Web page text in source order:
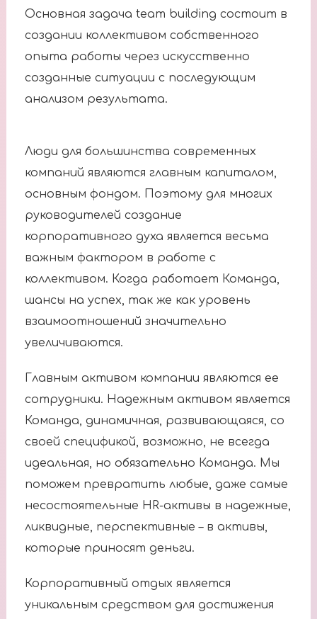
Основная задача team building состоит в
создании коллективом собственного
опыта работы через искусственно
созданные ситуации с последующим
анализом результата.
Люди для большинства современных
компаний являются главным капиталом,
основным фондом. Поэтому для многих
руководителей создание
корпоративного духа является весьма
важным фактором в работе с
коллективом. Когда работает Команда,
шансы на успех, так же как уровень
взаимоотношений значительно
увеличиваются.
Главным активом компании являются ее
сотрудники. Надежным активом является
Команда, динамичная, развивающаяся, со
своей спецификой, возможно, не всегда
идеальная, но обязательно Команда. Мы
поможем превратить любые, даже самые
несостоятельные HR-активы в надежные,
ликвидные, перспективные – в активы,
которые приносят деньги.
Корпоративный отдых является
уникальным средством для достижения